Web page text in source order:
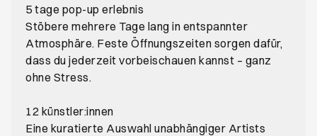
5 tage pop-up erlebnis
Stöbere mehrere Tage lang in entspannter
Atmosphäre. Feste Öffnungszeiten sorgen dafür,
dass du jederzeit vorbeischauen kannst – ganz
ohne Stress.
12 künstler:innen
Eine kuratierte Auswahl unabhängiger Artists